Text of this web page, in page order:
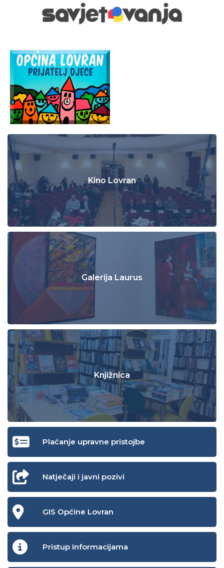
Kino Lovran
Galerija Laurus
Knjižnica
Plaćanje upravne pristojbe
Natječaji i javni pozivi
GIS Općine Lovran
Pristup informacijama